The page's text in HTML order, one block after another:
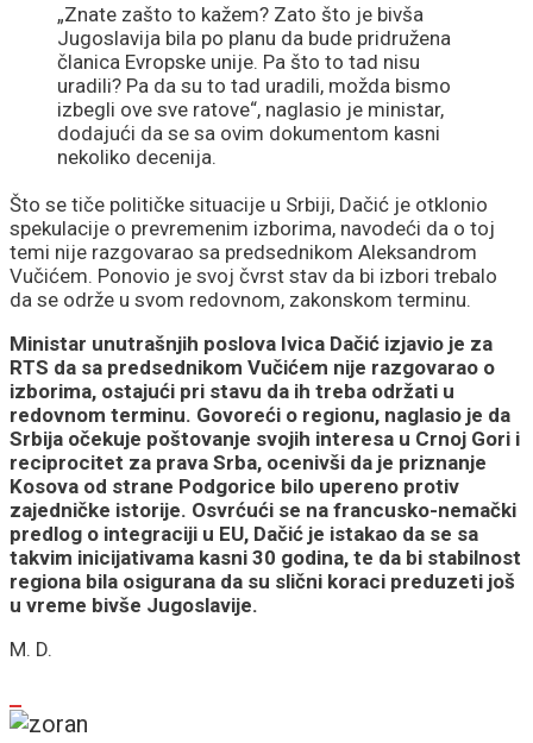
„Znate zašto to kažem? Zato što je bivša
Jugoslavija bila po planu da bude pridružena
članica Evropske unije. Pa što to tad nisu
uradili? Pa da su to tad uradili, možda bismo
izbegli ove sve ratove“, naglasio je ministar,
dodajući da se sa ovim dokumentom kasni
nekoliko decenija.
Što se tiče političke situacije u Srbiji, Dačić je otklonio
spekulacije o prevremenim izborima, navodeći da o toj
temi nije razgovarao sa predsednikom Aleksandrom
Vučićem. Ponovio je svoj čvrst stav da bi izbori trebalo
da se održe u svom redovnom, zakonskom terminu.
Ministar unutrašnjih poslova Ivica Dačić izjavio je za
RTS da sa predsednikom Vučićem nije razgovarao o
izborima, ostajući pri stavu da ih treba održati u
redovnom terminu. Govoreći o regionu, naglasio je da
Srbija očekuje poštovanje svojih interesa u Crnoj Gori i
reciprocitet za prava Srba, ocenivši da je priznanje
Kosova od strane Podgorice bilo upereno protiv
zajedničke istorije. Osvrćući se na francusko-nemački
predlog o integraciji u EU, Dačić je istakao da se sa
takvim inicijativama kasni 30 godina, te da bi stabilnost
regiona bila osigurana da su slični koraci preduzeti još
u vreme bivše Jugoslavije.
M. D.